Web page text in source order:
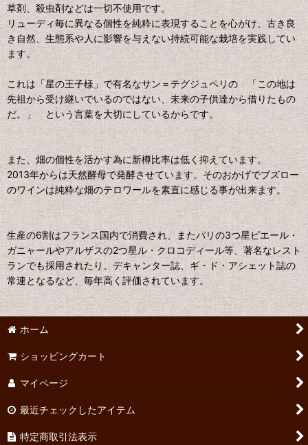
草剤、殺虫剤などは一切不使用です。
リューディ毎に異なる個性を純粋に表現することを心がけ、古き良
き自然、生態系や人に影響を与えない持続可能な栽培を実践してい
ます。
これは「星の王子様」で有名なサン＝テグジュペリの 「この地は
先祖から受け継いでいるのではない、未来の子供達から借りたもの
だ。」 という言葉を大切にしているからです。
また、畑の個性を活かす為に新樽比率は低く抑えています。
2013年からは天然酵母で発酵させています。そのおかげでブズロー
のワインは純粋な畑のテロワールを素直に感じる事が出来ます。
生産の6割はフランス国内で消費され、またパリの3つ星ピエール・
ガニャールやアルザスの2つ星ル・クロコディール等、著名なレスト
ランでも採用されたり、デキャンター誌、ギ・ド・アシェット誌の
常連となるなど、毎年高く評価されています。
ホーム
ショッピングカート
マイページ
最近チェックしたアイテム
特定商取引法表示